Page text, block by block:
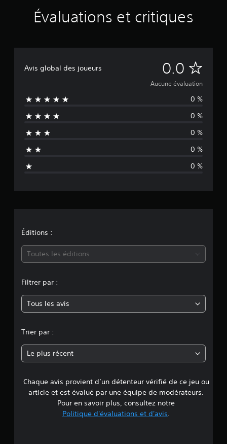
Évaluations et critiques
Avis global des joueurs 0.0 A
u
c
u
n
e
t
i
n
Aucune évaluation
0 %
0 %
0 %
0 %
0 %
Éditions :
Toutes les éditions
Filtrer par :
Tous les avis
Trier par :
Le plus récent
Chaque avis provient d’un détenteur vérifié de ce jeu ou
article et est évalué par une équipe de modérateurs.
Pour en savoir plus, consultez notre
Politique d'évaluations et d'avis.